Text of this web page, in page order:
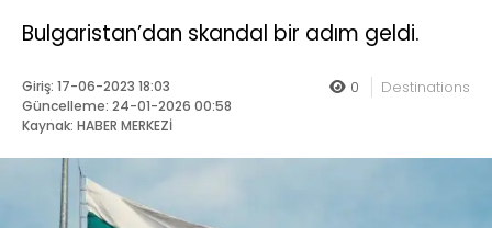
Bulgaristan’dan skandal bir adım geldi.
Giriş: 17-06-2023 18:03
Güncelleme: 24-01-2026 00:58
Kaynak: HABER MERKEZİ
0 Destinations